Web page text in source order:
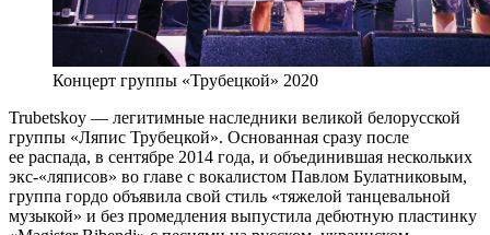
Концерт группы «Трубецкой» 2020
Trubetskoy — легитимные наследники великой белорусской
группы «Ляпис Трубецкой». Основанная сразу после
ее распада, в сентябре 2014 года, и объединившая нескольких
экс-«ляписов» во главе с вокалистом Павлом Булатниковым,
группа гордо объявила свой стиль «тяжелой танцевальной
музыкой» и без промедления выпустила дебютную пластинку